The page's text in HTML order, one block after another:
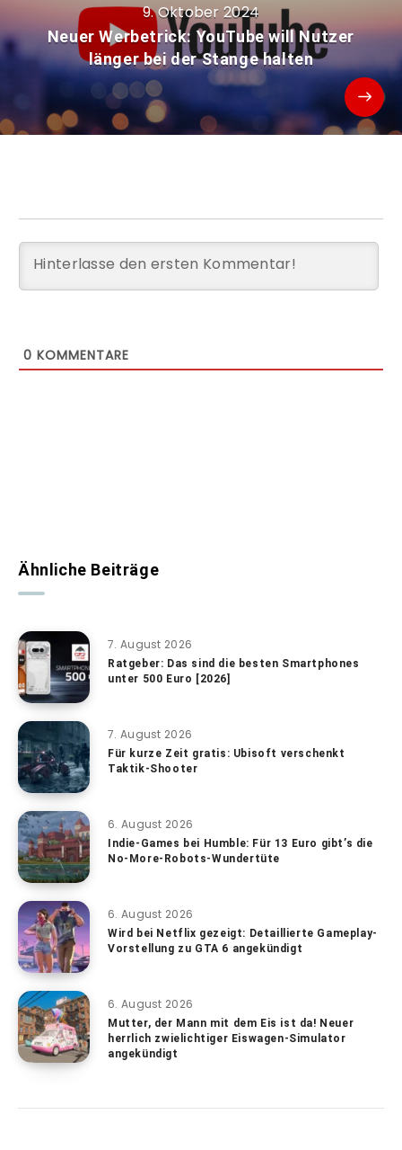
9. Oktober 2024
Neuer Werbetrick: YouTube will Nutzer
länger bei der Stange halten
0 KOMMENTARE
Ähnliche Beiträge
7. August 2026
Ratgeber: Das sind die besten Smartphones
unter 500 Euro [2026]
7. August 2026
Für kurze Zeit gratis: Ubisoft verschenkt
Taktik-Shooter
6. August 2026
Indie-Games bei Humble: Für 13 Euro gibt’s die
No-More-Robots-Wundertüte
6. August 2026
Wird bei Netflix gezeigt: Detaillierte Gameplay-
Vorstellung zu GTA 6 angekündigt
6. August 2026
Mutter, der Mann mit dem Eis ist da! Neuer
herrlich zwielichtiger Eiswagen-Simulator
angekündigt